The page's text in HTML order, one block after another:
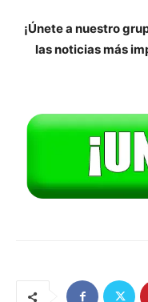
¡Únete a nuestro
las noticias más